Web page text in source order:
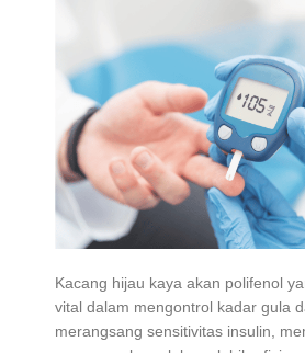
Kacang hijau kaya akan polifenol
vital dalam mengontrol kadar gula
merangsang sensitivitas insulin,